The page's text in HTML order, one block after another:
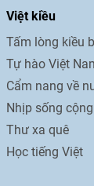
Việt kiều
Tấm lòng kiều
Tự hào Việt
Cẩm nang về
Nhịp sống
Thư xa quê
Học tiếng Việt